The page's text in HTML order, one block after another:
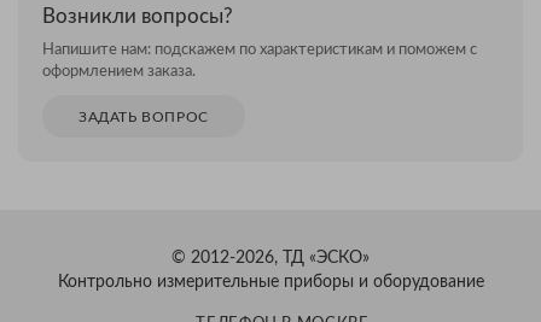
Возникли вопросы?
Напишите нам: подскажем по характеристикам и поможем с
оформлением заказа.
ЗАДАТЬ ВОПРОС
© 2012-2026, ТД «ЭСКО»
Контрольно измерительные приборы и оборудование